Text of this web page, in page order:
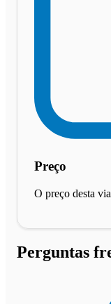
Preço
O preço desta
Perguntas